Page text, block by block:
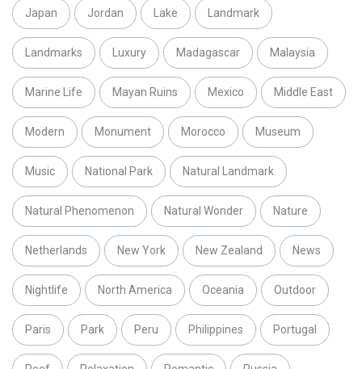
Japan Jordan Lake Landmark
Landmarks Luxury Madagascar Malaysia
Marine Life Mayan Ruins Mexico Middle East
Modern Monument Morocco Museum
Music National Park Natural Landmark
Natural Phenomenon Natural Wonder Nature
Netherlands New York New Zealand News
Nightlife North America Oceania Outdoor
Paris Park Peru Philippines Portugal